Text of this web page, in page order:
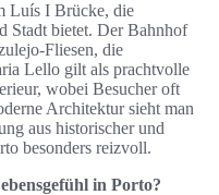
Luís I Brücke, die
Stadt bietet. Der Bahnhof
die
Lello gilt als prachtvolle
wobei Besucher oft
Architektur sieht man
aus historischer und
besonders reizvoll.
in Porto?